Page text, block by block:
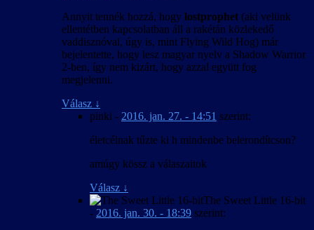
Annyit tennék hozzá, hogy lostprophet (aki velünk
ellentétben kapcsolatban áll a rakétán közlekedő
vaddisznóval, úgy is, mint Flying Wild Hog) már
bejelentette, hogy lesz magyar nyelv a Shadow Warrior
2-ben, így nem kizárt, hogy azzal együtt fog
megjelenni.
Válasz ↓
pinki - 2016. jan. 27. - 14:51 szerint:
életcélnak tűzte ki h mindenbe belerondítcson?
amúgy kössz a válaszaitok
Válasz ↓
The Sweet Little 16-bit
- 2016. jan. 30. - 18:39 szerint: